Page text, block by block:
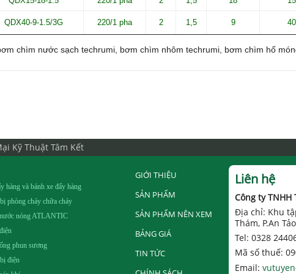
QDX40-9-1.5/3G 220/1 pha 2 1,5 9 40
chìm nước sạch techrumi, bơm chìm nhôm techrumi, bơm chìm hố
Kỹ Thuật Tâm Kết
hàng và bánh xe đẩy hàng
phòng cháy chữa cháy
nóng ATLANTIC
phun sương
điện
GIỚI THIỆU
SẢN PHẨM
SẢN PHẨM NÊN XEM
BẢNG GIÁ
TIN TỨC
Liên hệ
Công ty
Địa chỉ: Khu
Thám, P.An
Tel: 0328
Mã số thuế:
Email: